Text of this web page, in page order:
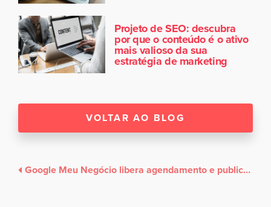
Projeto de SEO: descubra
por que o conteúdo é o ativo
mais valioso da sua
estratégia de marketing
VOLTAR AO BLOG
Google Meu Negócio libera agendamento e publicação em massa de Posts